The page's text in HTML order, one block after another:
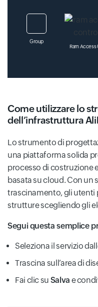
Group
Dns Cloud Resolution Hotfix
Come utilizzare lo
dell’infrastruttura
Lo strumento di
una piattaforma solida
processo di costruzione
basata su cloud. Con un
trascinamento, gli utenti
strutture scegliendo gli
Segui questa semplice
Seleziona il servizio
Trascina sull’area di
Fai clic su Salva e